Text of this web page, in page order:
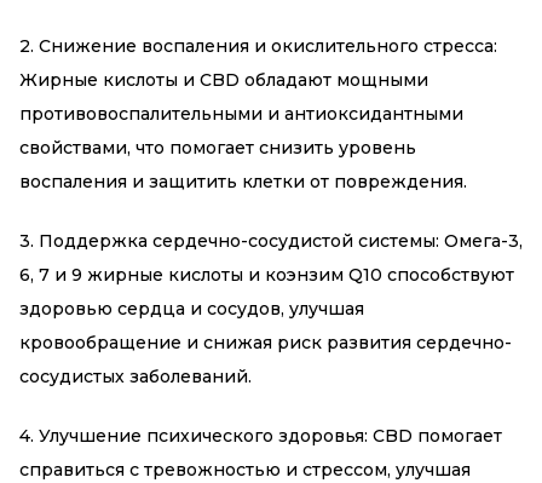
2. Снижение воспаления и окислительного стресса:
Жирные кислоты и CBD обладают мощными
противовоспалительными и антиоксидантными
свойствами, что помогает снизить уровень
воспаления и защитить клетки от повреждения.
3. Поддержка сердечно-сосудистой системы: Омега-3,
6, 7 и 9 жирные кислоты и коэнзим Q10 способствуют
здоровью сердца и сосудов, улучшая
кровообращение и снижая риск развития сердечно-
сосудистых заболеваний.
4. Улучшение психического здоровья: CBD помогает
справиться с тревожностью и стрессом, улучшая